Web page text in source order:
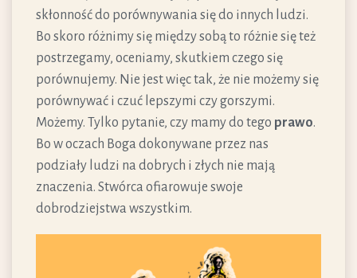
skłonność do porównywania się do innych ludzi.
Bo skoro różnimy się między sobą to różnie się też
postrzegamy, oceniamy, skutkiem czego się
porównujemy. Nie jest więc tak, że nie możemy się
porównywać i czuć lepszymi czy gorszymi.
Możemy. Tylko pytanie, czy mamy do tego prawo.
Bo w oczach Boga dokonywane przez nas
podziały ludzi na dobrych i złych nie mają
znaczenia. Stwórca ofiarowuje swoje
dobrodziejstwa wszystkim.